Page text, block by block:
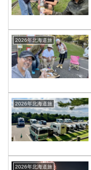
2026年北海道旅
2026年北海道旅
2026年北海道旅